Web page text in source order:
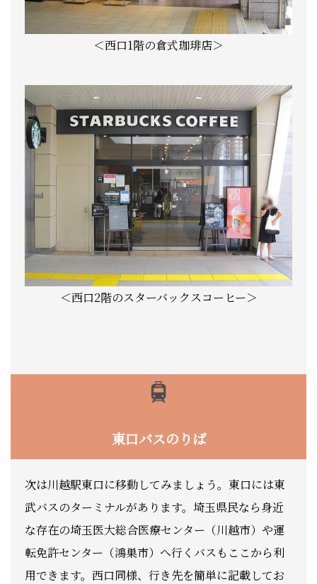
＜西口1階の倉式珈琲店＞
＜西口2階のスターバックスコーヒー＞
東口バスのりば
次は川越駅東口に移動してみましょう。東口には東
武バスのターミナルがあります。埼玉県民なら身近
な存在の埼玉医大総合医療センター（川越市）や運
転免許センター（鴻巣市）へ行くバスもここから利
用できます。西口同様、行き先を簡単に記載してお